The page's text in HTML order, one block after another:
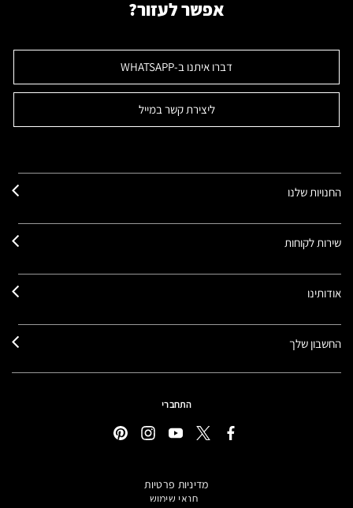
אפשר לעזור?
דברו איתנו ב-WHATSAPP
ליצירת קשר במייל
החנויות שלנו
שירות לקוחות
אודותינו
החשבון שלך
התחברי
מדיניות פרטיות
תנאי שימוש